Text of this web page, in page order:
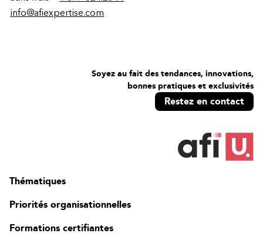
info@afiexpertise.com
Soyez au fait des tendances, innovations,
bonnes pratiques et exclusivités
Restez en contact
Thématiques
Priorités organisationnelles
Formations certifiantes